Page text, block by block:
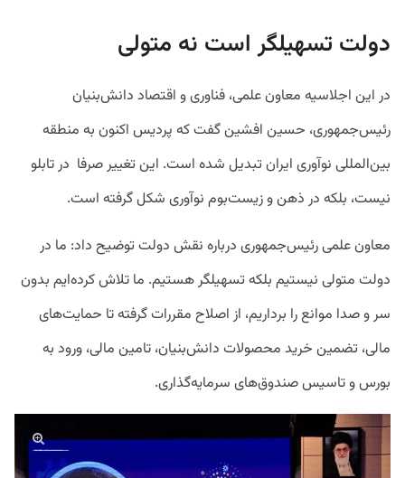
دولت تسهیلگر است نه متولی
در این اجلاسیه معاون علمی، فناوری و اقتصاد دانش‌بنیان
رئیس‌جمهوری، حسین افشین گفت که پردیس اکنون به منطقه
بین‌المللی نوآوری ایران تبدیل شده است. این تغییر صرفا در تابلو
نیست، بلکه در ذهن و زیست‌بوم نوآوری شکل گرفته است.
معاون علمی رئیس‌جمهوری درباره نقش دولت توضیح داد: ما در
دولت متولی نیستیم بلکه تسهیلگر هستیم. ما تلاش کرده‌ایم بدون
سر و صدا موانع را برداریم، از اصلاح مقررات گرفته تا حمایت‌های
مالی، تضمین خرید محصولات دانش‌بنیان، تامین مالی، ورود به
بورس و تاسیس صندوق‌های سرمایه‌گذاری.